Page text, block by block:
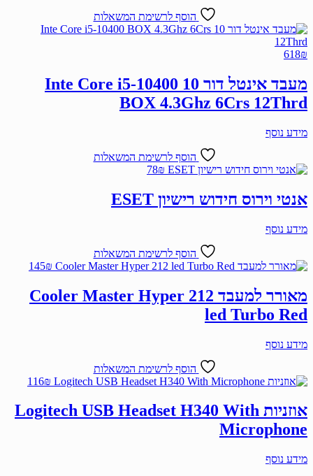
הוסף לרשימת המשאלות
618₪
מעבד אינטל דור 10 Inte Core i5-10400
BOX 4.3Ghz 6Crs 12Thrd
מידע נוסף
הוסף לרשימת המשאלות
78₪
אנטי וירוס חידוש רישיון ESET
מידע נוסף
הוסף לרשימת המשאלות
145₪
מאורר למעבד Cooler Master Hyper 212
led Turbo Red
מידע נוסף
הוסף לרשימת המשאלות
116₪
אוזניות Logitech USB Headset H340 With
Microphone
מידע נוסף